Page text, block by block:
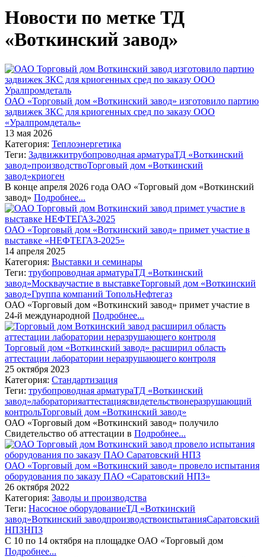
Новости по метке ТД
«Воткинский завод»
ОАО «Торговый дом «Воткинский завод» изготовило партию
задвижек ЗКС для криогенных сред по заказу ООО
«Уралпромдеталь»
13 мая 2026
Категория: Теплоэнергетика
Теги: Задвижкитрубопроводная арматураТД «Воткинский
завод»производствоТорговый дом «Воткинский
завод»криоген
В конце апреля 2026 года ОАО «Торговый дом «Воткинский
завод» Подробнее...
ОАО «Торговый дом «Воткинский завод» примет участие в
выставке «НЕФТЕГАЗ-2025»
14 апреля 2025
Категория: Выставки и семинары
Теги: трубопроводная арматураТД «Воткинский
завод»Москваучастие в выставкеТорговый дом «Воткинский
завод»Группа компаний ТопольНефтегаз
ОАО «Торговый дом «Воткинский завод» примет участие в
24-й международной Подробнее...
Торговый дом «Воткинский завод» расширил область
аттестации лаборатории неразрушающего контроля
25 октября 2023
Категория: Стандартизация
Теги: трубопроводная арматураТД «Воткинский
завод»лабораторияаттестациясвидетельствонеразрушающий
контрольТорговый дом «Воткинский завод»
ОАО «Торговый дом «Воткинский завод» получило
Свидетельство об аттестации в Подробнее...
ОАО «Торговый дом «Воткинский завод» провело испытания
оборудования по заказу ПАО «Саратовский НПЗ»
26 октября 2022
Категория: Заводы и производства
Теги: Насосное оборудованиеТД «Воткинский
завод»Воткинский заводпроизводствоиспытанияСаратовский
НПЗНПЗ
C 10 по 14 октября на площадке ОАО «Торговый дом
Подробнее...